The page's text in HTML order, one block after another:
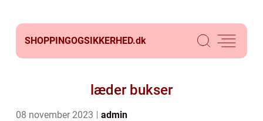
SHOPPINGOGSIKKERHED.dk
læder bukser
08 november 2023 admin